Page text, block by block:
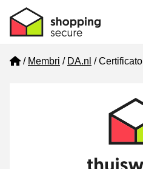
Home
Membri DA.nl Certificato